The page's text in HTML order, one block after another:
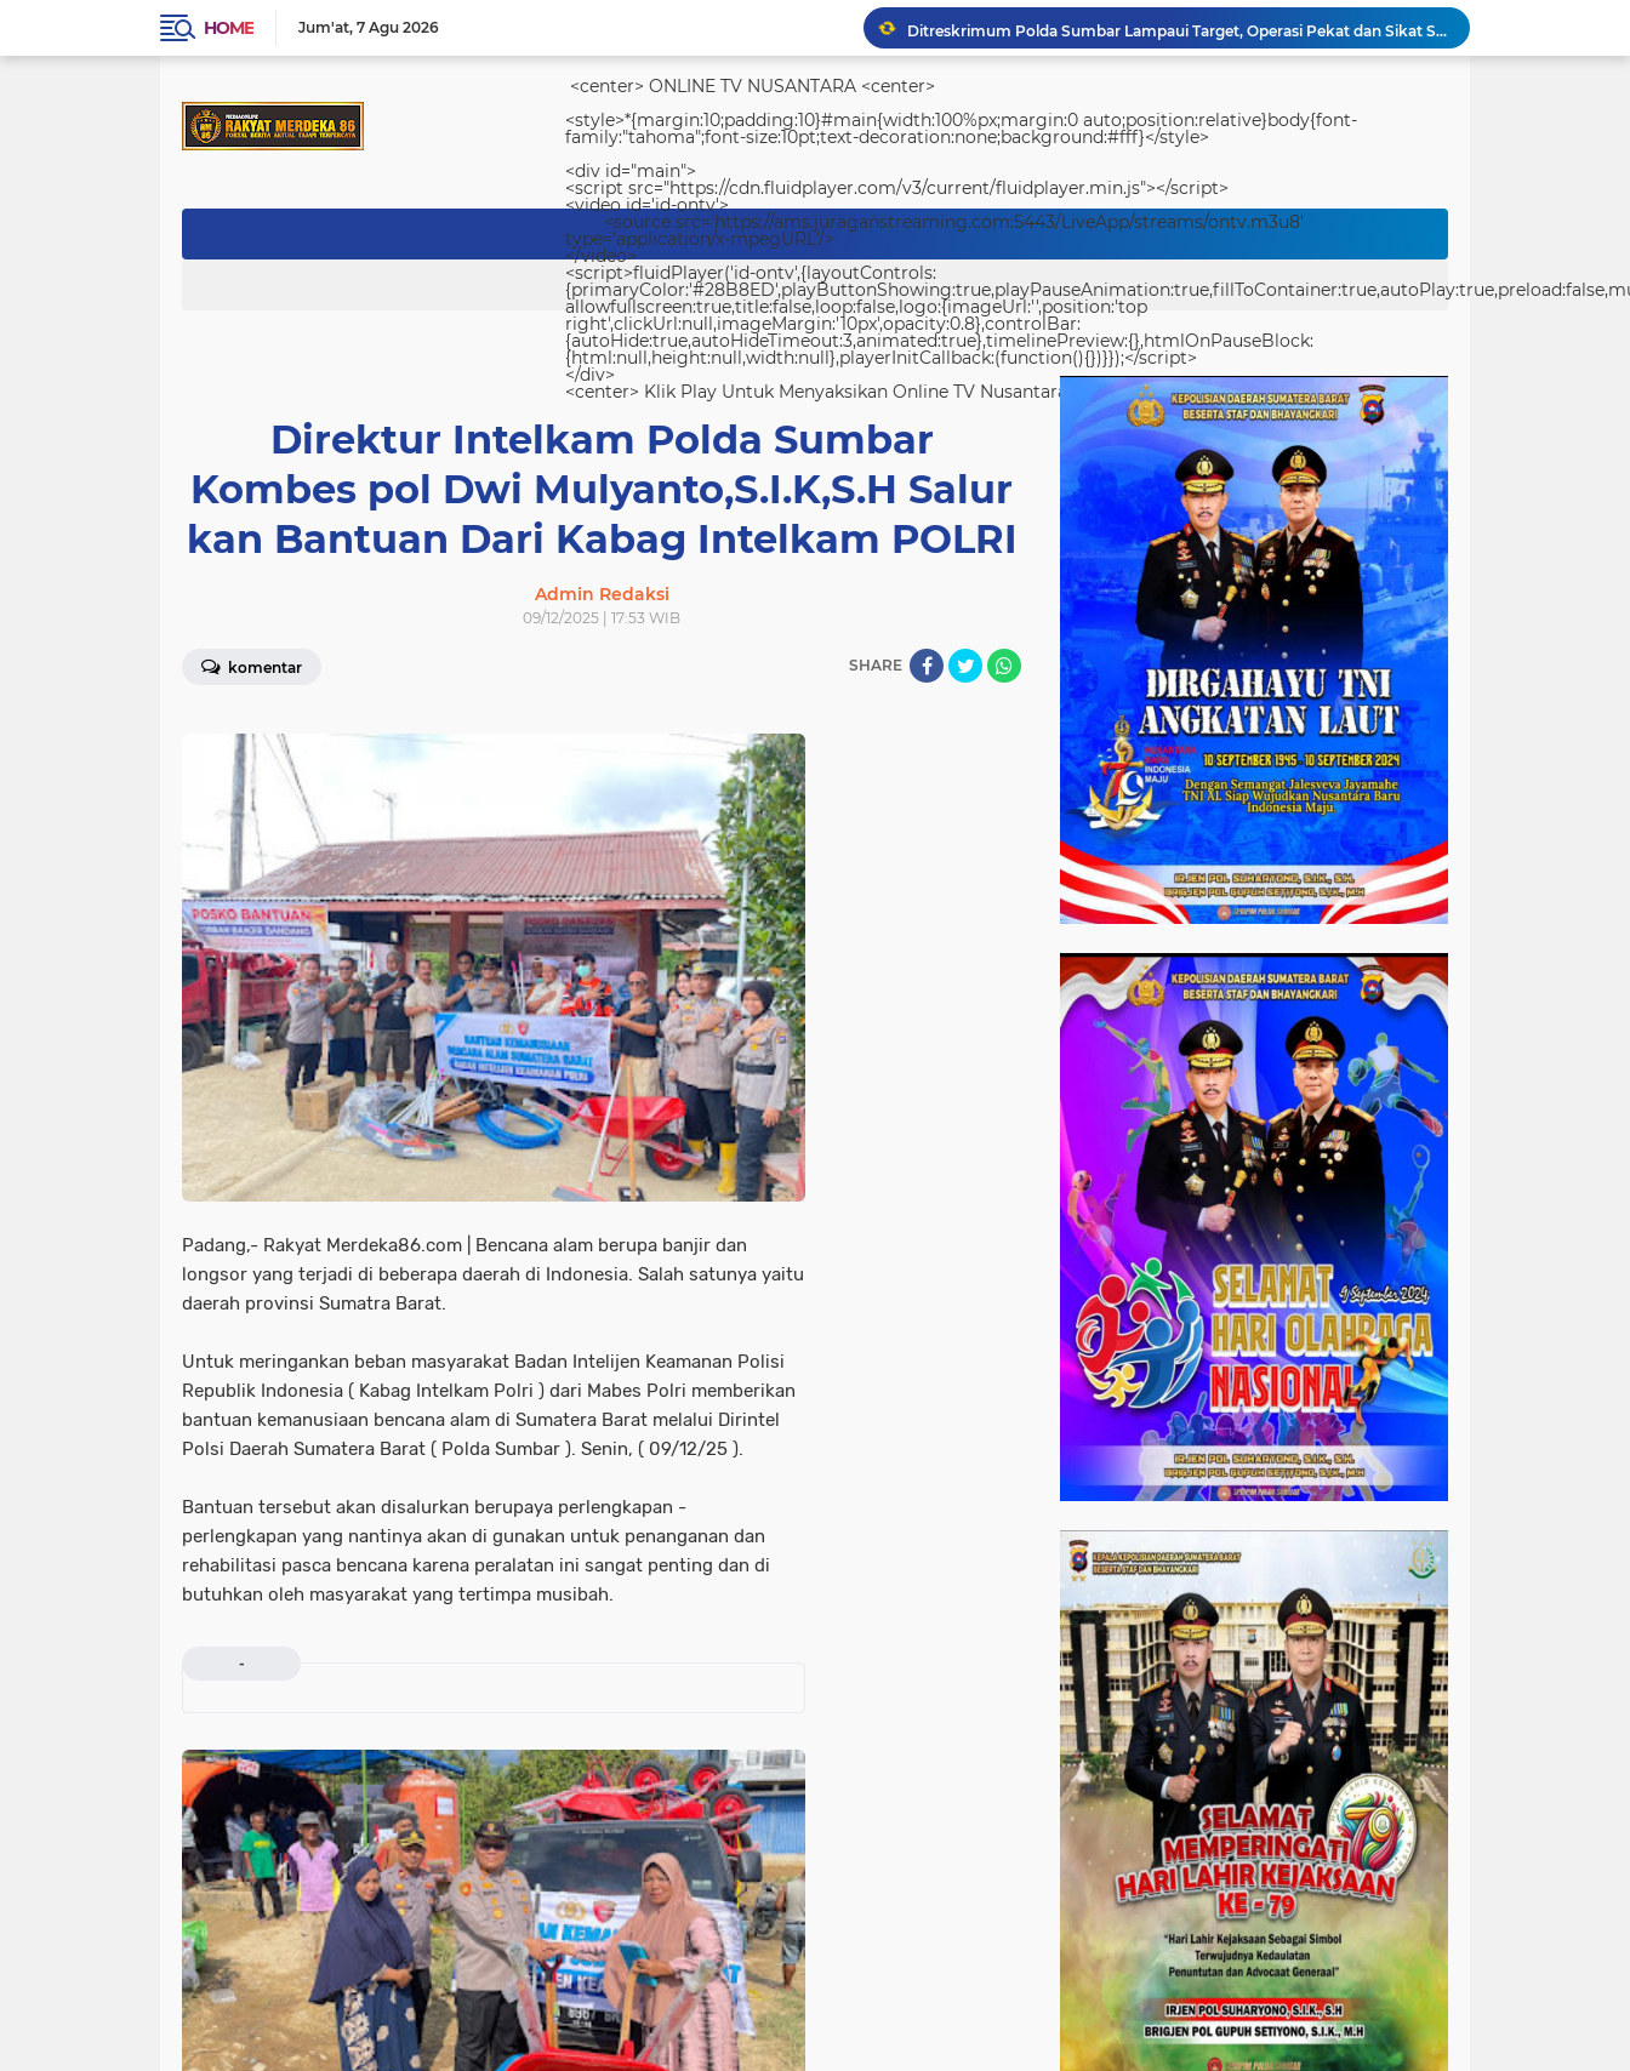
HOME Jum'at 7 Agu 2026
Kabid Humas Polda Sumbar: Ajang Olahraga Didukung Penuh Sebagai Perekat Persaudaraan dan Kamtibmas
Bupati Teluk Bintuni Serahkan Hibah Speedboat kepada Kodaeral XIV, Dukung Ground Breaking Pelabuhan Babo
Kejuaraan Pencak Silat Piala Gubernur PBD 2026, Atlet Kodam XVIII Kasuari Torehkan Prestasi Gemilang
<center> ONLINE TV NUSANTARA <center>
<style>*{margin:10;padding:10}#main{width:100%px;margin:0 auto;position:relative}body{font-
family:"tahoma";font-size:10pt;text-decoration:none;background:#fff}</style>
<div id="main">
<script src="https://cdn.fluidplayer.com/v3/current/fluidplayer.min.js"></script>
<video id='id-ontv'>
<source src='https://ams.juraganstreaming.com:5443/LiveApp/streams/ontv.m3u8'
type='application/x-mpegURL'/>
</video>
<script>fluidPlayer('id-ontv',{layoutControls:
allowfullscreen:true,title:false,loop:false,logo:{imageUrl:'',position:'top
right',clickUrl:null,imageMargin:'10px',opacity:0.8},controlBar:
{autoHide:true,autoHideTimeout:3,animated:true},timelinePreview:{},htmlOnPauseBlock:
{html:null,height:null,width:null},playerInitCallback:(function(){})}});</script>
</div>
<center> Klik Play Untuk Menyaksikan Online TV Nusantara <center>
Direktur Intelkam Polda Sumbar
Kombes pol Dwi Mulyanto,S.I.K,S.H Salur
kan Bantuan Dari Kabag Intelkam POLRI
Admin Redaksi
09/12/2025 | 17:53 WIB
komentar SHARE
Padang,- Rakyat Merdeka86.com | Bencana alam berupa banjir dan
longsor yang terjadi di beberapa daerah di Indonesia. Salah satunya yaitu
daerah provinsi Sumatra Barat.
Untuk meringankan beban masyarakat Badan Intelijen Keamanan Polisi
Republik Indonesia ( Kabag Intelkam Polri ) dari Mabes Polri memberikan
bantuan kemanusiaan bencana alam di Sumatera Barat melalui Dirintel
Polsi Daerah Sumatera Barat ( Polda Sumbar ). Senin, ( 09/12/25 ).
Bantuan tersebut akan disalurkan berupaya perlengkapan -
perlengkapan yang nantinya akan di gunakan untuk penanganan dan
rehabilitasi pasca bencana karena peralatan ini sangat penting dan di
butuhkan oleh masyarakat yang tertimpa musibah.
-